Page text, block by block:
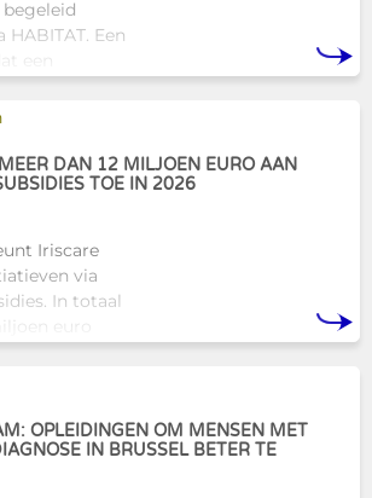
HABITAT. Een
een
de
v
DAN 12 MILJOEN EURO AAN
TOE IN 2026
Iriscare
via
In totaal
euro
die actief
gezondhe
OPLEIDINGEN OM MENSEN MET
IN BRUSSEL BETER TE